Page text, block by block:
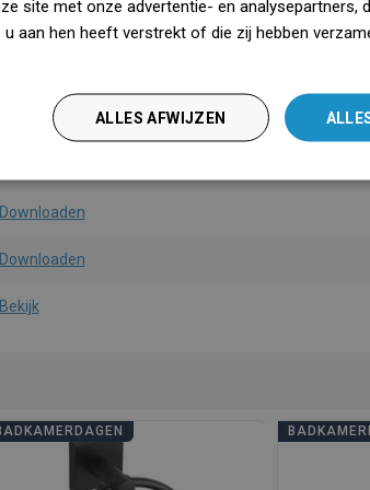
Vierkant
12,5 cm
Downloaden
Downloaden
Bekijk
site met onze advertentie- en analysepartners,
aan hen heeft verstrekt of die zij hebben
ALLES AFWIJZEN